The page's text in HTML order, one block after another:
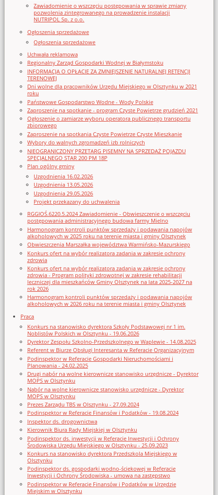
Zawiadomienie o wszczęciu postępowania w sprawie zmiany
pozwolenia zintegrowanego na prowadzenie instalacji
NUTRIPOL Sp. z o.o.
Ogłoszenia sprzedażowe
Ogłoszenia sprzedażowe
Uchwała reklamowa
Regionalny Zarząd Gospodarki Wodnej w Białymstoku
INFORMACJA O OPŁACIE ZA ZMNIEJSZENIE NATURALNEJ RETENCJI
TERENOWEJ
Dni wolne dla pracowników Urzędu Miejskiego w Olsztynku w 2021
roku
Państwowe Gospodarstwo Wodne - Wody Polskie
Zaproszenie na spotkanie - program Czyste Powietrze grudzień 2021
Ogłoszenie o zamiarze wyboru operatora publicznego transportu
zbiorowego
Zaproszenie na spotkania Czyste Powietrze Czyste Mieszkanie
Wybory do walnych zgromadzeń izb rolniczych
NIEOGRANICZONY PRZETARG PISEMNY NA SPRZEDAŻ POJAZDU
SPECJALNEGO STAR 200 PM 18P
Plan ogólny gminy
Uzgodnienia 16.02.2026
Uzgodnienia 13.05.2026
Uzgodnienia 29.05.2026
Projekt przekazany do uchwalenia
RGGIOŚ.6220.5.2024 Zawiadomienie - Obwieszczenie o wszczęciu
postępowania administracyjnego budowa farmy Mielno
Harmonogram kontroli punktów sprzedaży i podawania napojów
alkoholowych w 2025 roku na terenie miasta i gminy Olsztynek
Obwieszczenia Marszałka województwa Warmińsko-Mazurskiego
Konkurs ofert na wybór realizatora zadania w zakresie ochrony
zdrowia
Konkurs ofert na wybór realizatora zadania w zakresie ochrony
zdrowia - Program polityki zdrowotnej w zakresie rehabilitacji
leczniczej dla mieszkańców Gminy Olsztynek na lata 2025-2027 na
rok 2026
Harmonogram kontroli punktów sprzedaży i podawania napojów
alkoholowych w 2026 roku na terenie miasta i gminy Olsztynek
Praca
Konkurs na stanowisko dyrektora Szkoły Podstawowej nr 1 im.
Noblistów Polskich w Olsztynku - 19.06.2026
Dyrektor Zespołu Szkolno-Przedszkolnego w Waplewie - 14.08.2025
Referent w Biurze Obsługi Interesanta w Referacie Organizacyjnym
Podinspektor w Referacie Gospodarki Nieruchomościami i
Planowania - 24.02.2025
Drugi nabór na wolne kierownicze stanowisko urzędnicze - Dyrektor
MOPS w Olsztynku
Nabór na wolne kierownicze stanowisko urzędnicze - Dyrektor
MOPS w Olsztynku
Prezes Zarządu TBS w Olsztynku - 27.09.2024
Podinspektor w Referacie Finansów i Podatków - 19.08.2024
Inspektor ds. drogownictwa
Kierownik Biura Rady Miejskiej w Olsztynku
Podinspektor ds. inwestycji w Referacie Inwestycji i Ochrony
Środowiska Urzędu Miejskiego w Olsztynku - 25.09.2023
Konkurs na stanowisko dyrektora Przedszkola Miejskiego w
Olsztynku
Podinspektor ds. gospodarki wodno-ściekowej w Referacie
Inwestycji i Ochrony Środowiska - umowa na zastępstwo
Podinspektor w Referacie Finansów i Podatków w Urzędzie
Miejskim w Olsztynku